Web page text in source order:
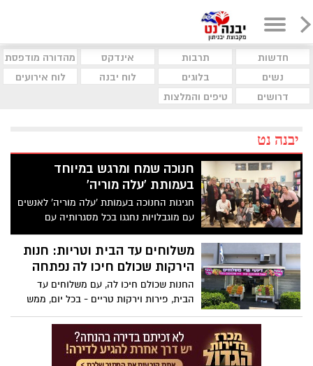
חדשות תרבות אינדקס
מהדורה מודפסת
נשים
בלוגים לוח יבנה
לוח אירועים
דרושים
טיפים והמלצות
יבנה נט
חנוכה שמח ומרגש במיוחד
בעמותת 'עלה מוריה'
חגיגות החנוכה בעמותת 'עלה מוריה' לאנשים
עם מוגבלויות נחגגו בכל מסגרותיה עם
מסיבות שמחות ומרגשות, הדלקת נרות, המון
סופגניות ובזכות הצוות המסור והמתנדבים
המדהימים
משלוחים עד הבית וטריות: חנות
הירקות שכולם חיכו לה נפתחה
החנות שכולם חיכו לה, עם משלוחים עד
הבית, פירות וירקות טריים - בכל יום, ממש
כאן ביבנה. דיוטי פרי משלוחים - ולא רק